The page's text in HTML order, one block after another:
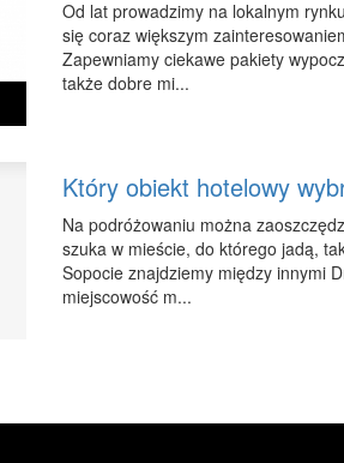
Od lat prowadzimy na lokalnym
się coraz większym
Zapewniamy ciekawe pakiety
także dobre mi...
Który obiekt hotelowy
Na podróżowaniu można
szuka w mieście, do którego jadą,
Sopocie znajdziemy między innymi
miejscowość m...